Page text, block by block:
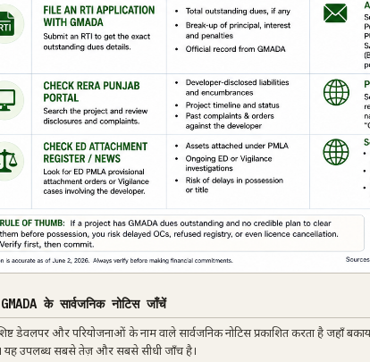
के सार्वजनिक नोटिस जाँचें
डेवलपर और परियोजनाओं के नाम वाले सार्वजनिक नोटिस प्रकाशित करता है जहाँ
यह उपलब्ध सबसे तेज़ और सबसे सीधी जाँच है।